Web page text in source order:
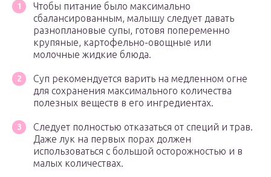
Чтобы питание было максимально
сбалансированным, малышу следует давать
разноплановые супы, готовя попеременно
крупяные, картофельно-овощные или
молочные жидкие блюда.
Суп рекомендуется варить на медленном огне
для сохранения максимального количества
полезных веществ в его ингредиентах.
Следует полностью отказаться от специй и трав.
Даже лук на первых порах должен
использоваться с большой осторожностью и в
малых количествах.